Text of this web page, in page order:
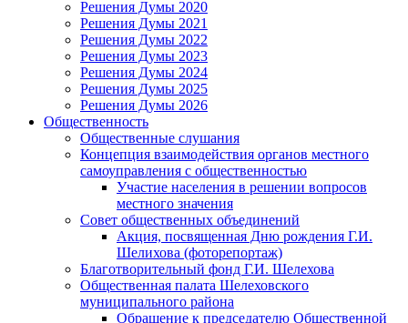
Решения Думы 2020
Решения Думы 2021
Решения Думы 2022
Решения Думы 2023
Решения Думы 2024
Решения Думы 2025
Решения Думы 2026
Общественность
Общественные слушания
Концепция взаимодействия органов местного
самоуправления с общественностью
Участие населения в решении вопросов
местного значения
Совет общественных объединений
Акция, посвященная Дню рождения Г.И.
Шелихова (фоторепортаж)
Благотворительный фонд Г.И. Шелехова
Общественная палата Шелеховского
муниципального района
Обращение к председателю Общественной